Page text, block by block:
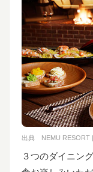
出典 NEMU RESORT
３つのダイニン